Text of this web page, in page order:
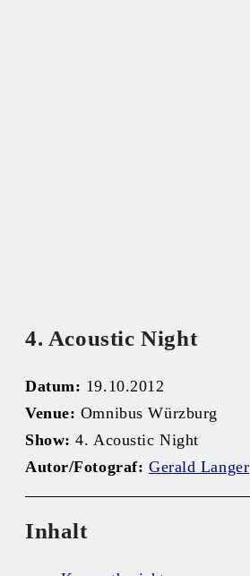
4. Acoustic Night
Datum: 19.10.2012
Venue: Omnibus Würzburg
Show: 4. Acoustic Night
Autor/Fotograf: Gerald Langer
Inhalt